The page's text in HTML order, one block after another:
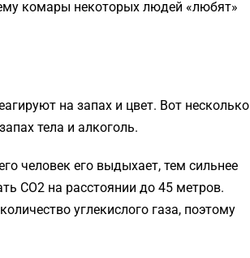
комары некоторых людей «любят»
на запах и цвет. Вот несколько
тела и алкоголь.
человек его выдыхает, тем сильнее
СО2 на расстоянии до 45 метров.
углекислого газа, поэтому